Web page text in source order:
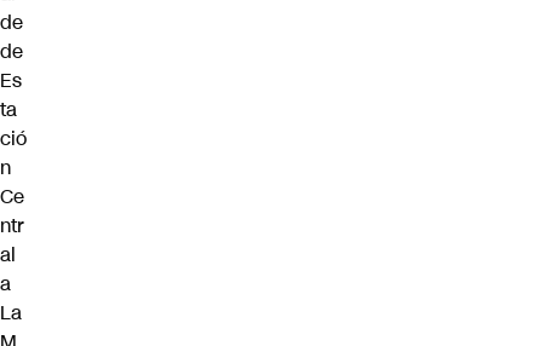
de
de
Es
ta
ció
n
Ce
ntr
al
a
La